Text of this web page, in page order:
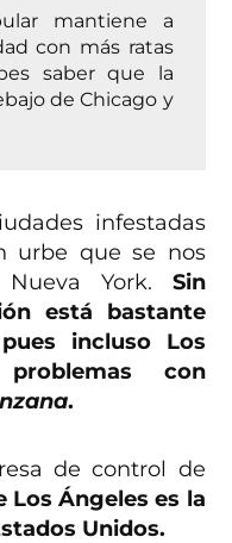
mantiene a
con más ratas
saber que la
de Chicago y
infestadas
urbe que se nos
York. Sin
está bastante
incluso Los
con
.
de control de
Los Ángeles es la
Unidos.